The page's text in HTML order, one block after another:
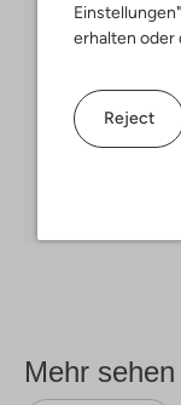
erhalten oder
Reject
Mehr sehen